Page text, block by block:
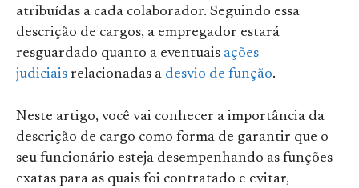
atribuídas a cada colaborador. Seguindo essa
descrição de cargos, a empregador estará
resguardado quanto a eventuais ações
judiciais relacionadas a desvio de função.
Neste artigo, você vai conhecer a importância da
descrição de cargo como forma de garantir que o
seu funcionário esteja desempenhando as funções
exatas para as quais foi contratado e evitar,